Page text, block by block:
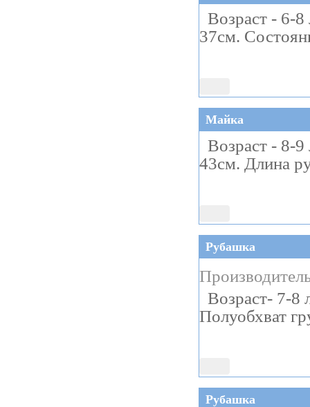
Возраст - 6-
37см.
Майка
Возраст - 8-
43см. Длина
Рубашка
Возраст- 7-8
Полуобхват
Рубашка